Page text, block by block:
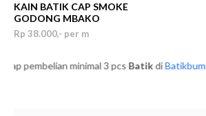
KAIN BATIK CAP SMOKE
GODONG MBAKO
Rp 38.000,- per m
minimal 3 pcsBatikdiBatikbumi.com